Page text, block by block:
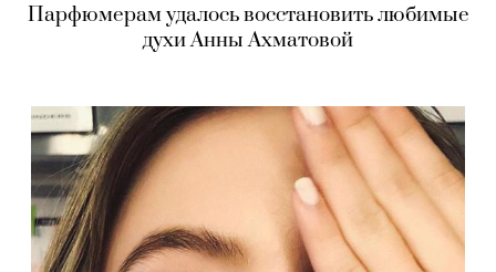
Парфюмерам удалось восстановить любимые
духи Анны Ахматовой